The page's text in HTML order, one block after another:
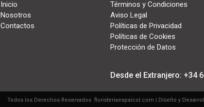
Inicio
Nosotros
Contactos
Términos y Condiciones
Aviso Legal
Políticas de Privacidad
Políticas de Cookies
Protección de Datos
Desde el Extranjero: +34
Todos los Derechos Reservados floristeriaespaicol.com | Diseño y